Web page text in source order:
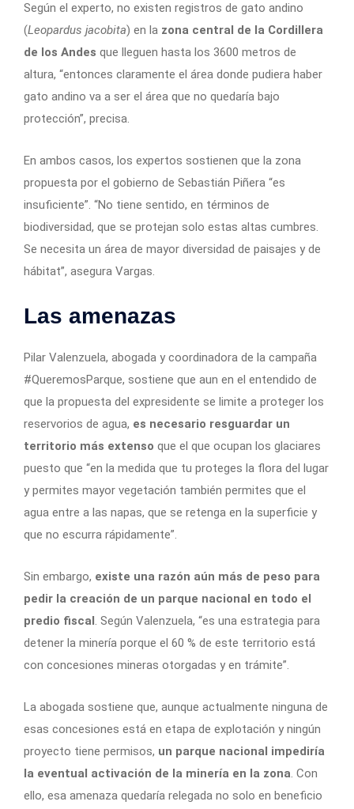
Según el experto, no existen registros de gato andino
(Leopardus jacobita) en la zona central de la Cordillera
de los Andes que lleguen hasta los 3600 metros de
altura, “entonces claramente el área donde pudiera haber
gato andino va a ser el área que no quedaría bajo
protección”, precisa.
En ambos casos, los expertos sostienen que la zona
propuesta por el gobierno de Sebastián Piñera “es
insuficiente”. “No tiene sentido, en términos de
biodiversidad, que se protejan solo estas altas cumbres.
Se necesita un área de mayor diversidad de paisajes y de
hábitat”, asegura Vargas.
Las amenazas
Pilar Valenzuela, abogada y coordinadora de la campaña
#QueremosParque, sostiene que aun en el entendido de
que la propuesta del expresidente se limite a proteger los
reservorios de agua, es necesario resguardar un
territorio más extenso que el que ocupan los glaciares
puesto que “en la medida que tu proteges la flora del lugar
y permites mayor vegetación también permites que el
agua entre a las napas, que se retenga en la superficie y
que no escurra rápidamente”.
Sin embargo, existe una razón aún más de peso para
pedir la creación de un parque nacional en todo el
predio fiscal . Según Valenzuela, “es una estrategia para
detener la minería porque el 60 % de este territorio está
con concesiones mineras otorgadas y en trámite”.
La abogada sostiene que, aunque actualmente ninguna de
esas concesiones está en etapa de explotación y ningún
proyecto tiene permisos, un parque nacional impediría
la eventual activación de la minería en la zona. Con
ello, esa amenaza quedaría relegada no solo en beneficio